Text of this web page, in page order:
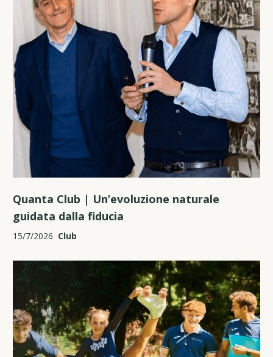
Quanta Club | Un’evoluzione naturale
guidata dalla fiducia
15/7/2026 Club